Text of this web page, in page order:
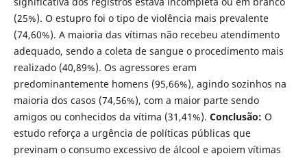
(25%). O estupro foi o tipo de violência mais prevalente
(74,60%). A maioria das vítimas não recebeu atendimento
adequado, sendo a coleta de sangue o procedimento mais
realizado (40,89%). Os agressores eram
predominantemente homens (95,66%), agindo sozinhos na
maioria dos casos (74,56%), com a maior parte sendo
amigos ou conhecidos da vítima (31,41%). Conclusão: O
estudo reforça a urgência de políticas públicas que
previnam o consumo excessivo de álcool e apoiem vítimas